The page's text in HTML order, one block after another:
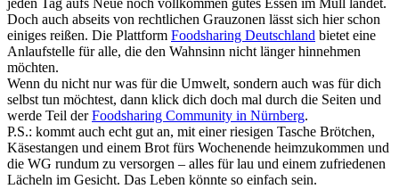
jeden Tag aufs Neue noch vollkommen gutes Essen im Müll landet.
Doch auch abseits von rechtlichen Grauzonen lässt sich hier schon
einiges reißen. Die Plattform Foodsharing Deutschland bietet eine
Anlaufstelle für alle, die den Wahnsinn nicht länger hinnehmen
möchten.
Wenn du nicht nur was für die Umwelt, sondern auch was für dich
selbst tun möchtest, dann klick dich doch mal durch die Seiten und
werde Teil derFoodsharing Community in Nürnberg.
P.S.: kommt auch echt gut an, mit einer riesigen Tasche Brötchen,
Käsestangen und einem Brot fürs Wochenende heimzukommen und
die WG rundum zu versorgen – alles für lau und einem zufriedenen
Lächeln im Gesicht. Das Leben könnte so einfach sein.